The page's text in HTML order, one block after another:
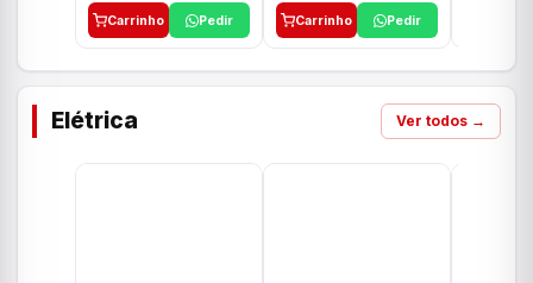
Carrinho Pedir Carrinho Pedir
Elétrica Ver todos →